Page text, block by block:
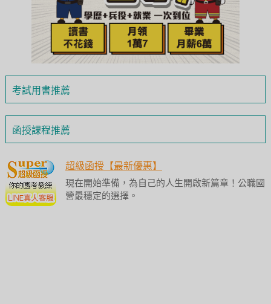
考試用書推薦
函授課程推薦
超級函授【最新優惠】
現在開始準備，為自己的人生開啟新篇章！公職國
營最穩定的選擇。